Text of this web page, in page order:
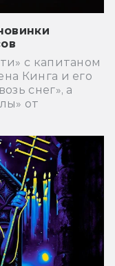
с капитаном
Кинга и его
снег», а
от